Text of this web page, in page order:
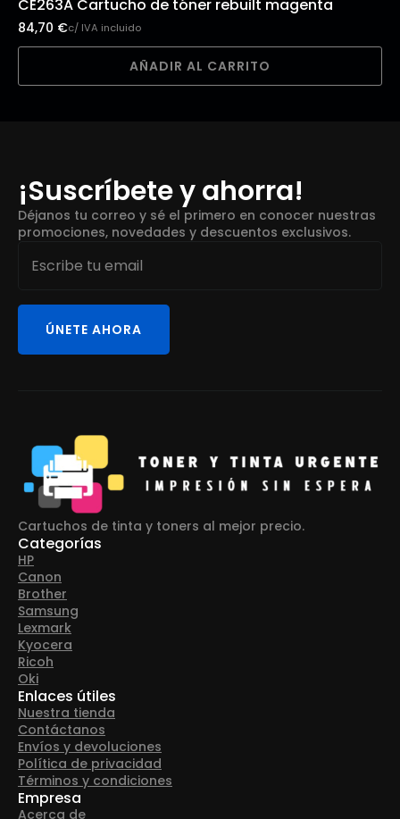
CE263A Cartucho de tóner rebuilt magenta
84,70 €c/ IVA incluido
AÑADIR AL CARRITO
¡Suscríbete y ahorra!
Déjanos tu correo y sé el primero en conocer nuestras
promociones, novedades y descuentos exclusivos.
Email
ÚNETE AHORA
Cartuchos de tinta y toners al mejor precio.
Categorías
HP
Canon
Brother
Samsung
Lexmark
Kyocera
Ricoh
Oki
Enlaces útiles
Nuestra tienda
Contáctanos
Envíos y devoluciones
Política de privacidad
Términos y condiciones
Empresa
Acerca de